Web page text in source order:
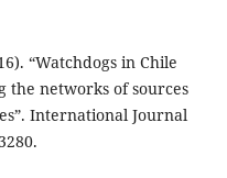
“Watchdogs in Chile
the networks of sources
International Journal